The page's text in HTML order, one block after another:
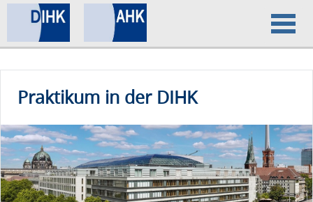
Datenschutz
Impressum
Praktikum in der DIHK